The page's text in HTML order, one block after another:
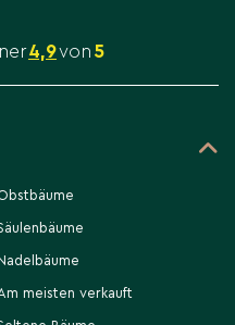
4,9von 5
meisten verkauft